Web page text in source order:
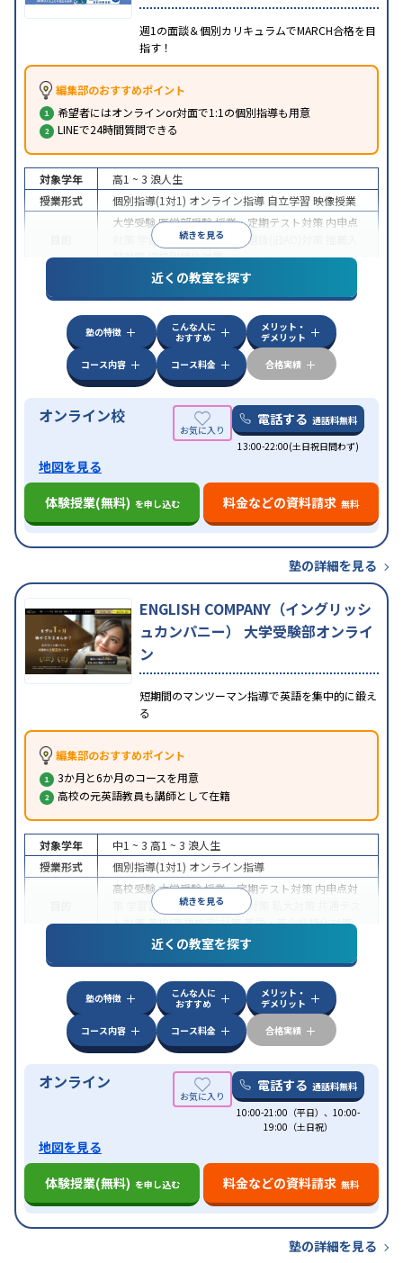
週1の面談＆個別カリキュラムでMARCH合格を目
指す！
編集部のおすすめポイント
希望者にはオンラインor対面で1:1の個別指導も用意
LINEで24時間質問できる
続きを見る
対象学年 高1 ~ 3 浪人生
授業形式
個別指導(1対1) オンライン指導 自立学習 映像授業
大学受験医学部受験授業・定期テスト対策 内申点
学習習慣の定着 総合型選抜(旧AO)対策
試対策学校別特化対策
特徴
中高一貫校生に対応授業の振替可能
学習にPC・タブレットを利用オンライン対応1
科目から受講可能
近くの教室を探す
塾の特徴
こんな人に
おすすめ
メリット・
デメリット
コース内容
コース料金 合格実績
オンライン校 電話する 通話料無料
13:00-22:00(土日祝日問わず)
地図を見る
体験授業(無料) を申し込む 料金などの資料請求 無料
塾の詳細を見る
ENGLISH COMPANY（イングリッシ
ュカンパニー） 大学受験部オンライ
ン
短期間のマンツーマン指導で英語を集中的に鍛え
る
編集部のおすすめポイント
3か月と6か月のコースを用意
高校の元英語教員も講師として在籍
続きを見る
対象学年 中1 ~ 3 高1 ~ 3 浪人生
授業形式
個別指導(1対1) オンライン指導
高校受験大学受験授業・定期テスト対策 内申点対
学習習慣の定着国公立大対策
ト対策英検(英語検定)対策英語・英会話特化対策
特徴
中高一貫校生に対応授業の振替可能
学習にPC・タブレットを利用オンライン対応1
科目から受講可能
近くの教室を探す
塾の特徴
こんな人に
おすすめ
メリット・
デメリット
コース内容
コース料金 合格実績
オンライン 電話する 通話料無料
10:00-21:00（平日）、10:00-
19:00（土日祝）
地図を見る
体験授業(無料) を申し込む 料金などの資料請求 無料
塾の詳細を見る